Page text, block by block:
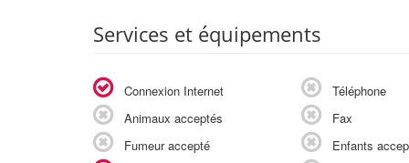
Services et équipements
Connexion Internet
Animaux acceptés
Fumeur accepté
Téléphone
Fax
Enfants